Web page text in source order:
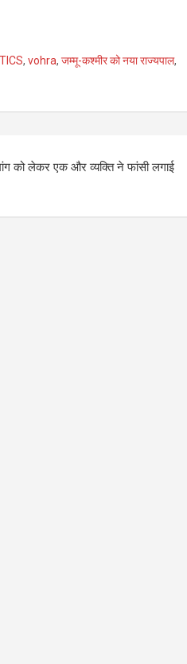
, vohra, जम्मू-कश्मीर को नया राज्यपाल,
को लेकर एक और व्यक्ति ने फांसी लगाई